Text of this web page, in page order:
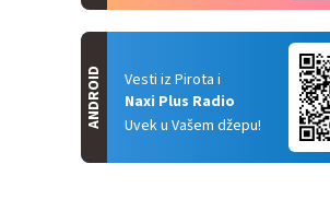
Vesti iz Pirota i
Naxi Plus Radio
Uvek u Vašem džepu!
ANDROID